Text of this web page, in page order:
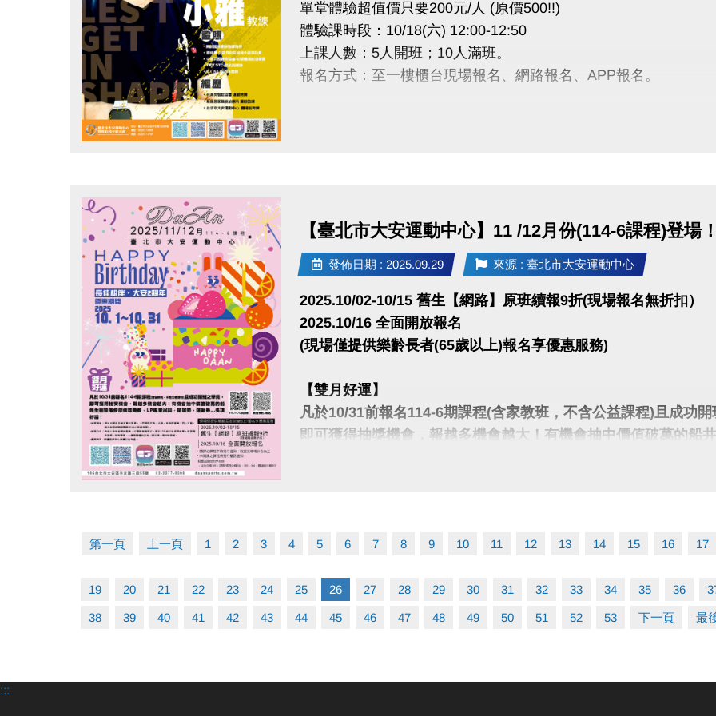
單堂體驗超值價只要200元/人 (原價500!!)
體驗課時段：10/18(六) 12:00-12:50
上課人數：5人開班；10人滿班。
報名方式：至一樓櫃台現場報名、網路報名、APP報名。
google play 傳送門請點我(新開視窗)
電話洽詢 (02)2377-0300 分機103、104
【臺北市大安運動中心】11 /12月份(114-6課程)登場！
發佈日期 : 2025.09.29 來源 : 臺北市大安運動中心
2025.10/02-10/15 舊生【網路】原班續報9折(現場報名無折扣）
2025.10/16 全面開放報名
(現場僅提供樂齡長者(65歲以上)報名享優惠服務)
【雙月好運】
凡於10/31前報名114-6期課程(含家教班，不含公益課程)且成功開
即可獲得抽獎機會，報越多機會越大！有機會抽中價值破萬的船
•抽獎方式：依中心系統名單統整後，以電腦抽籤進行，預計
•實際獎項、數量皆依中心後續公告為主。
報名請先註冊【會員資料】喔
第一頁 上一頁 1 2 3 4 5 6 7 8 9 10 11 12 13 14 15 16
17
19 20 21 22 23 24 25 26 27 28 29 30 31 32 33 34 35 36
38 39 40 41 42 43 44 45 46 47 48 49 50 51 52 53 下一頁 最
:::